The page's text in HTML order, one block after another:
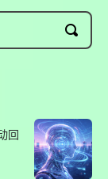
回